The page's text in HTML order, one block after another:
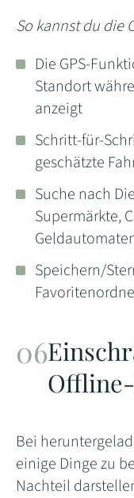
So kannst du die
Die GPS-
Standort
anzeigt
Schritt-für-
geschätzte
Suche nach
Supermärkte,
Speichern/
Bei
einige Dinge zu
Nachteil